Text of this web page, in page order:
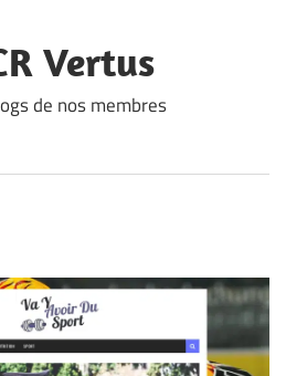
Vertus
de nos membres